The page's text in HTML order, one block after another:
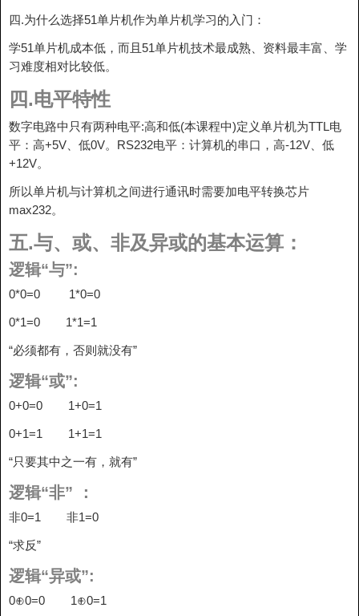
四.为什么选择51单片机作为单片机学习的入门：
学51单片机成本低，而且51单片机技术最成熟、资料最丰富、学
习难度相对比较低。
四.电平特性
数字电路中只有两种电平:高和低(本课程中)定义单片机为TTL电
平：高+5V、低0V。RS232电平：计算机的串口，高-12V、低
+12V。
所以单片机与计算机之间进行通讯时需要加电平转换芯片
max232。
五.与、或、非及异或的基本运算：
逻辑“与”:
0*0=0 1*0=0
0*1=0 1*1=1
“必须都有，否则就没有”
逻辑“或”:
0+0=0 1+0=1
0+1=1 1+1=1
“只要其中之一有，就有”
逻辑“非” ：
非0=1 非1=0
“求反”
逻辑“异或”:
0⊕0=0 1⊕0=1